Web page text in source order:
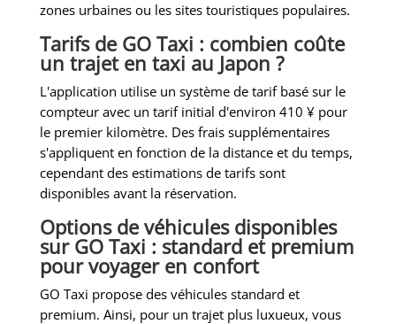
zones urbaines ou les sites touristiques populaires.
Tarifs de GO Taxi : combien coûte
un trajet en taxi au Japon ?
L'application utilise un système de tarif basé sur le
compteur avec un tarif initial d'environ 410 ¥ pour
le premier kilomètre. Des frais supplémentaires
s'appliquent en fonction de la distance et du temps,
cependant des estimations de tarifs sont
disponibles avant la réservation.
Options de véhicules disponibles
sur GO Taxi : standard et premium
pour voyager en confort
GO Taxi propose des véhicules standard et
premium. Ainsi, pour un trajet plus luxueux, vous